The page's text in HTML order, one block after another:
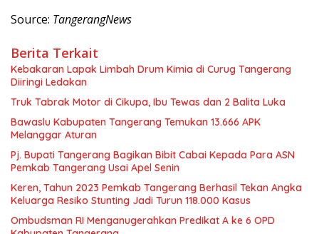
Source: TangerangNews
Berita Terkait
Kebakaran Lapak Limbah Drum Kimia di Curug Tangerang
Diiringi Ledakan
Truk Tabrak Motor di Cikupa, Ibu Tewas dan 2 Balita Luka
Bawaslu Kabupaten Tangerang Temukan 13.666 APK
Melanggar Aturan
Pj. Bupati Tangerang Bagikan Bibit Cabai Kepada Para ASN
Pemkab Tangerang Usai Apel Senin
Keren, Tahun 2023 Pemkab Tangerang Berhasil Tekan Angka
Keluarga Resiko Stunting Jadi Turun 118.000 Kasus
Ombudsman RI Menganugerahkan Predikat A ke 6 OPD